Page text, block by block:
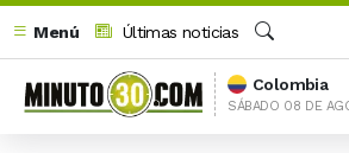
Menú
Últimas noticias
Buscar
Colombia
SÁBADO 08 DE